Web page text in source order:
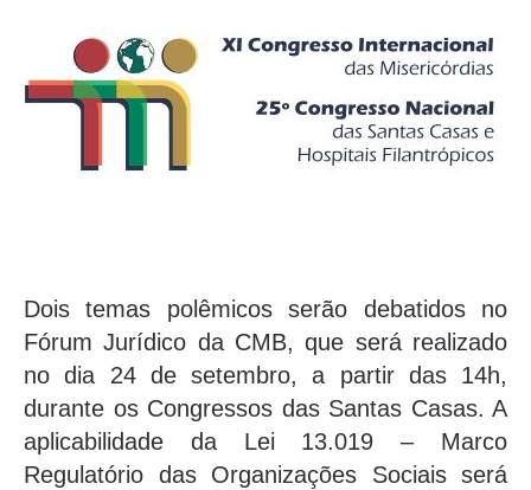
Dois temas polêmicos serão debatidos no
Fórum Jurídico da CMB, que será realizado
no dia 24 de setembro, a partir das 14h,
durante os Congressos das Santas Casas. A
aplicabilidade da Lei 13.019 – Marco
Regulatório das Organizações Sociais será